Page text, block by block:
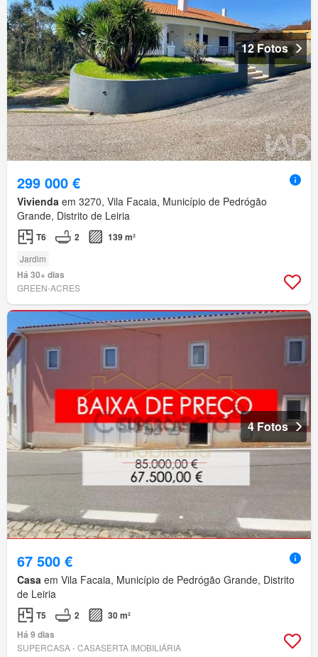
12 Fotos
299 000 €
Vivienda em 3270, Vila Facaia, Município de Pedrógão
Grande, Distrito de Leiria
T6 2 139 m²
Jardim
Há 30+ dias
GREEN-ACRES
4 Fotos
67 500 €
Casa em Vila Facaia, Município de Pedrógão Grande, Distrito
de Leiria
T5 2
30 m²
Há 9 dias
SUPERCASA - CASASERTA IMOBILIÁRIA